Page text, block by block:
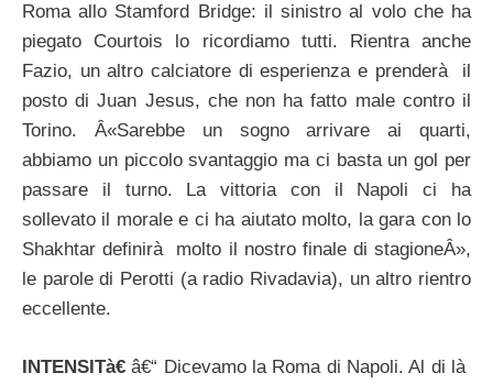
Roma allo Stamford Bridge: il sinistro al volo che ha
piegato Courtois lo ricordiamo tutti. Rientra anche
Fazio, un altro calciatore di esperienza e prenderà il
posto di Juan Jesus, che non ha fatto male contro il
Torino. Â«Sarebbe un sogno arrivare ai quarti,
abbiamo un piccolo svantaggio ma ci basta un gol per
passare il turno. La vittoria con il Napoli ci ha
sollevato il morale e ci ha aiutato molto, la gara con lo
Shakhtar definirà molto il nostro finale di stagioneÂ»,
le parole di Perotti (a radio Rivadavia), un altro rientro
eccellente.
INTENSITà€ â€“ Dicevamo la Roma di Napoli. Al di là